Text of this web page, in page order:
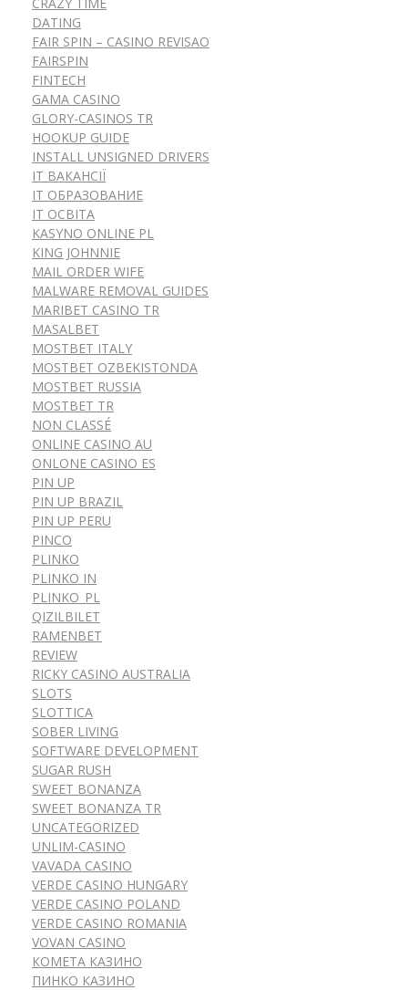
DATING
FAIR SPIN – CASINO REVISAO
FAIRSPIN
FINTECH
GAMA CASINO
GLORY-CASINOS TR
HOOKUP GUIDE
INSTALL UNSIGNED DRIVERS
IT ВАКАНСІЇ
IT ОБРАЗОВАНИЕ
IT ОСВІТА
KASYNO ONLINE PL
KING JOHNNIE
MAIL ORDER WIFE
MALWARE REMOVAL GUIDES
MARIBET CASINO TR
MASALBET
MOSTBET ITALY
MOSTBET OZBEKISTONDA
MOSTBET RUSSIA
MOSTBET TR
NON CLASSÉ
ONLINE CASINO AU
ONLONE CASINO ES
PIN UP
PIN UP BRAZIL
PIN UP PERU
PINCO
PLINKO
PLINKO IN
PLINKO_PL
QIZILBILET
RAMENBET
REVIEW
RICKY CASINO AUSTRALIA
SLOTS
SLOTTICA
SOBER LIVING
SOFTWARE DEVELOPMENT
SUGAR RUSH
SWEET BONANZA
SWEET BONANZA TR
UNCATEGORIZED
UNLIM-CASINO
VAVADA CASINO
VERDE CASINO HUNGARY
VERDE CASINO POLAND
VERDE CASINO ROMANIA
VOVAN CASINO
КОМЕТА КАЗИНО
ПИНКО КАЗИНО